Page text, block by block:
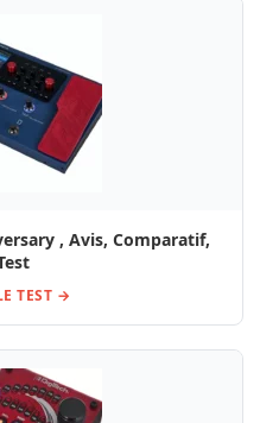
, Avis, Comparatif,
TEST →